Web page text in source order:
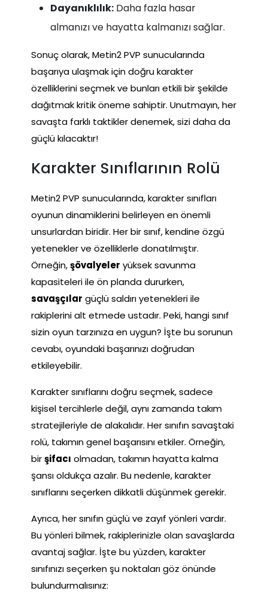
Dayanıklılık: Daha fazla hasar
almanızı ve hayatta kalmanızı sağlar.
Sonuç olarak, Metin2 PVP sunucularında
başarıya ulaşmak için doğru karakter
özelliklerini seçmek ve bunları etkili bir şekilde
dağıtmak kritik öneme sahiptir. Unutmayın, her
savaşta farklı taktikler denemek, sizi daha da
güçlü kılacaktır!
Karakter Sınıflarının Rolü
Metin2 PVP sunucularında, karakter sınıfları
oyunun dinamiklerini belirleyen en önemli
unsurlardan biridir. Her bir sınıf, kendine özgü
yetenekler ve özelliklerle donatılmıştır.
Örneğin,şövalyeler yüksek savunma
kapasiteleri ile ön planda dururken,
savaşçılar güçlü saldırı yetenekleri ile
rakiplerini alt etmede ustadır. Peki, hangi sınıf
sizin oyun tarzınıza en uygun? İşte bu sorunun
cevabı, oyundaki başarınızı doğrudan
etkileyebilir.
Karakter sınıflarını doğru seçmek, sadece
kişisel tercihlerle değil, aynı zamanda takım
stratejileriyle de alakalıdır. Her sınıfın savaştaki
rolü, takımın genel başarısını etkiler. Örneğin,
birşifacı olmadan, takımın hayatta kalma
şansı oldukça azalır. Bu nedenle, karakter
sınıflarını seçerken dikkatli düşünmek gerekir.
Ayrıca, her sınıfın güçlü ve zayıf yönleri vardır.
Bu yönleri bilmek, rakiplerinizle olan savaşlarda
avantaj sağlar. İşte bu yüzden, karakter
sınıfınızı seçerken şu noktaları göz önünde
bulundurmalısınız: